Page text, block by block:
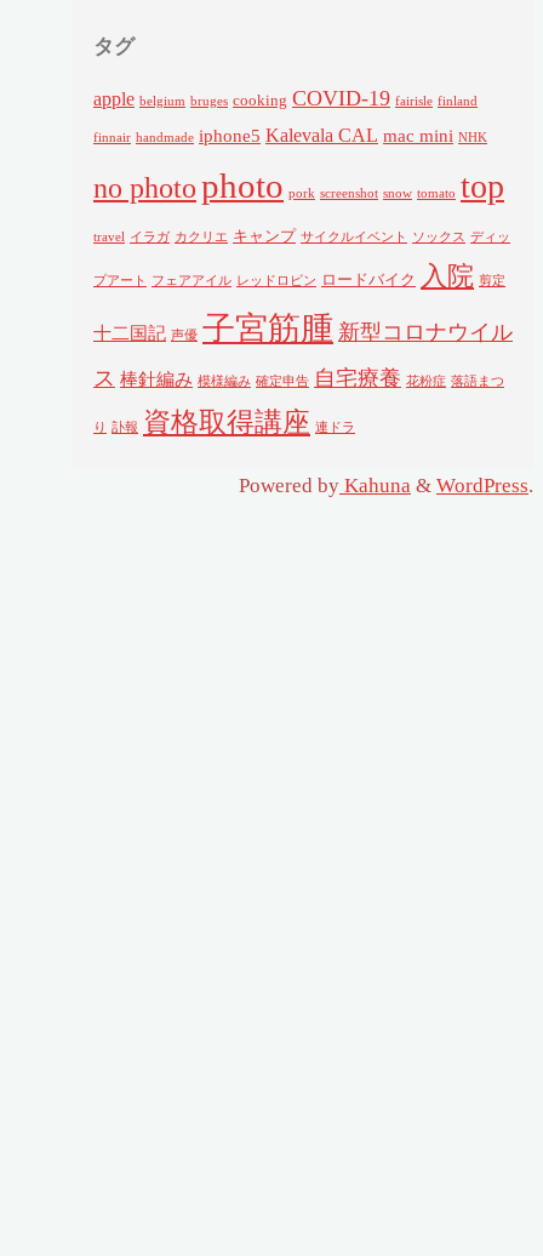
タグ
apple belgium bruges cooking COVID-19 fairisle finland
finnair handmade iphone5 Kalevala CAL mac mini NHK
no photophoto pork screenshot snow tomato top
travel イラガ カクリエ キャンプ サイクルイベント ソックス ディッ
プアート フェアアイル レッドロビン ロードバイク 入院 剪定
十二国記 声優 子宮筋腫 新型コロナウイル
ス 棒針編み 模様編み 確定申告 自宅療養 花粉症 落語まつ
り 訃報 資格取得講座 連ドラ
Powered by Kahuna & WordPress.